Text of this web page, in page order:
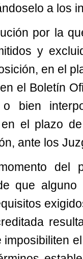
a los
por la
y
en el
el Boletín
bien
en el plazo
ante los
del
que
imposibiliten